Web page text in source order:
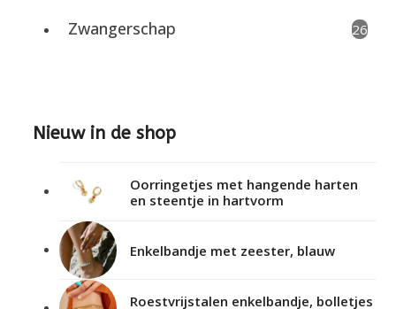
Zwangerschap 26
Nieuw in de shop
Oorringetjes met hangende harten
en steentje in hartvorm
Enkelbandje met zeester, blauw
Roestvrijstalen enkelbandje, bolletjes